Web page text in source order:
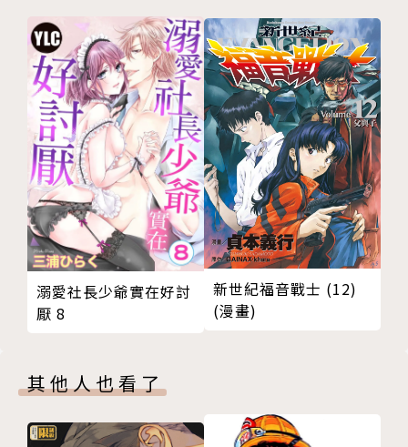
溺愛社長少爺實在好討
厭 8
新世紀福音戰士 (12)
(漫畫)
其他人也看了